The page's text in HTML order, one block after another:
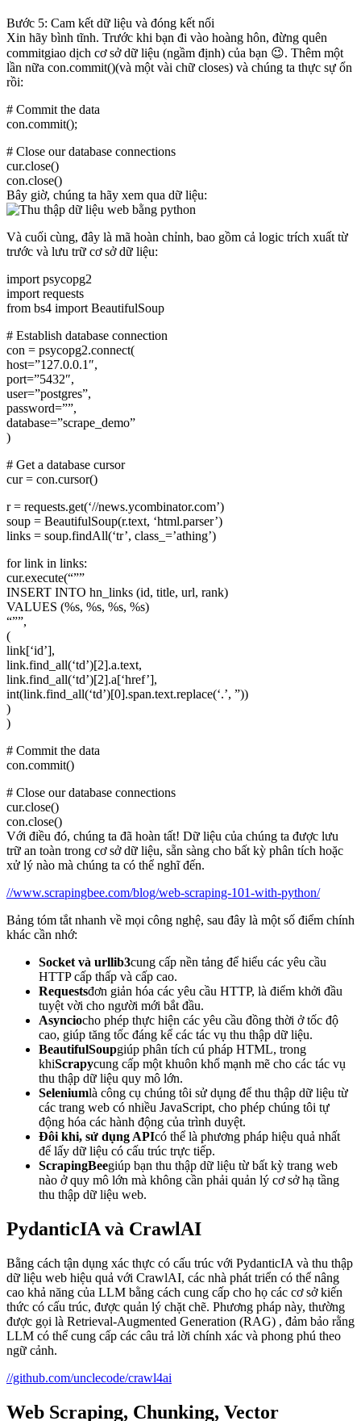
Bước 5: Cam kết dữ liệu và đóng kết nối
Xin hãy bình tĩnh. Trước khi bạn đi vào hoàng hôn, đừng quên
commitgiao dịch cơ sở dữ liệu (ngầm định) của bạn 😉. Thêm một
lần nữa con.commit()(và một vài chữ closes) và chúng ta thực sự ổn
rồi:
# Commit the data
con.commit();
# Close our database connections
cur.close()
con.close()
Bây giờ, chúng ta hãy xem qua dữ liệu:
Và cuối cùng, đây là mã hoàn chỉnh, bao gồm cả logic trích xuất từ ​​
trước và lưu trữ cơ sở dữ liệu:
import psycopg2
import requests
from bs4 import BeautifulSoup
# Establish database connection
con = psycopg2.connect(
host=”127.0.0.1″,
port=”5432″,
user=”postgres”,
password=””,
database=”scrape_demo”
)
# Get a database cursor
cur = con.cursor()
r = requests.get(‘//news.ycombinator.com’)
soup = BeautifulSoup(r.text, ‘html.parser’)
links = soup.findAll(‘tr’, class_=’athing’)
for link in links:
cur.execute(“””
INSERT INTO hn_links (id, title, url, rank)
VALUES (%s, %s, %s, %s)
“””,
(
link[‘id’],
link.find_all(‘td’)[2].a.text,
link.find_all(‘td’)[2].a[‘href’],
int(link.find_all(‘td’)[0].span.text.replace(‘.’, ”))
)
)
# Commit the data
con.commit()
# Close our database connections
cur.close()
con.close()
Với điều đó, chúng ta đã hoàn tất! Dữ liệu của chúng ta được lưu
trữ an toàn trong cơ sở dữ liệu, sẵn sàng cho bất kỳ phân tích hoặc
xử lý nào mà chúng ta có thể nghĩ đến.
//www.scrapingbee.com/blog/web-scraping-101-with-python/
Bảng tóm tắt nhanh về mọi công nghệ, sau đây là một số điểm chính
khác cần nhớ:
Socket và urllib3cung cấp nền tảng để hiểu các yêu cầu
HTTP cấp thấp và cấp cao.
Requestsđơn giản hóa các yêu cầu HTTP, là điểm khởi đầu
tuyệt vời cho người mới bắt đầu.
Asynciocho phép thực hiện các yêu cầu đồng thời ở tốc độ
cao, giúp tăng tốc đáng kể các tác vụ thu thập dữ liệu.
BeautifulSoupgiúp phân tích cú pháp HTML, trong
khiScrapycung cấp một khuôn khổ mạnh mẽ cho các tác vụ
thu thập dữ liệu quy mô lớn.
Seleniumlà công cụ chúng tôi sử dụng để thu thập dữ liệu từ
các trang web có nhiều JavaScript, cho phép chúng tôi tự
động hóa các hành động của trình duyệt.
Đôi khi, sử dụng APIcó thể là phương pháp hiệu quả nhất
để lấy dữ liệu có cấu trúc trực tiếp.
ScrapingBeegiúp bạn thu thập dữ liệu từ bất kỳ trang web
nào ở quy mô lớn mà không cần phải quản lý cơ sở hạ tầng
thu thập dữ liệu web.
PydanticIA và CrawlAI
Bằng cách tận dụng xác thực có cấu trúc với PydanticIA và thu thập
dữ liệu web hiệu quả với CrawlAI, các nhà phát triển có thể nâng
cao khả năng của LLM bằng cách cung cấp cho họ các cơ sở kiến ​​
thức có cấu trúc, được quản lý chặt chẽ. Phương pháp này, thường
được gọi là Retrieval-Augmented Generation (RAG) , đảm bảo rằng
LLM có thể cung cấp các câu trả lời chính xác và phong phú theo
ngữ cảnh.
//github.com/unclecode/crawl4ai
Web Scraping, Chunking, Vector